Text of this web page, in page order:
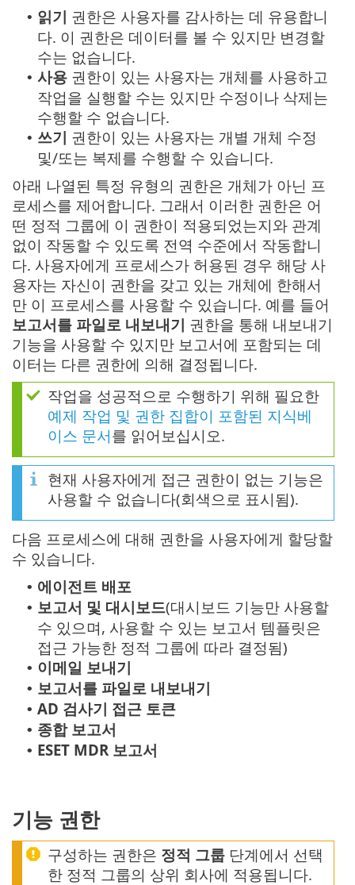
• 읽기 권한은 사용자를 감사하는 데 유용합니
다. 이 권한은 데이터를 볼 수 있지만 변경할
수는 없습니다.
• 사용 권한이 있는 사용자는 개체를 사용하고
작업을 실행할 수는 있지만 수정이나 삭제는
수행할 수 없습니다.
• 쓰기 권한이 있는 사용자는 개별 개체 수정
및/또는 복제를 수행할 수 있습니다.
아래 나열된 특정 유형의 권한은 개체가 아닌 프
로세스를 제어합니다. 그래서 이러한 권한은 어
떤 정적 그룹에 이 권한이 적용되었는지와 관계
없이 작동할 수 있도록 전역 수준에서 작동합니
다. 사용자에게 프로세스가 허용된 경우 해당 사
용자는 자신이 권한을 갖고 있는 개체에 한해서
만 이 프로세스를 사용할 수 있습니다. 예를 들어
보고서를 파일로 내보내기 권한을 통해 내보내기
기능을 사용할 수 있지만 보고서에 포함되는 데
이터는 다른 권한에 의해 결정됩니다.
작업을 성공적으로 수행하기 위해 필요한
예제 작업 및 권한 집합이 포함된 지식베
이스 문서를 읽어보십시오.
현재 사용자에게 접근 권한이 없는 기능은
사용할 수 없습니다(회색으로 표시됨).
다음 프로세스에 대해 권한을 사용자에게 할당할
수 있습니다.
• 에이전트 배포
• 보고서 및 대시보드(대시보드 기능만 사용할
수 있으며, 사용할 수 있는 보고서 템플릿은
접근 가능한 정적 그룹에 따라 결정됨)
• 이메일 보내기
• 보고서를 파일로 내보내기
• AD 검사기 접근 토큰
• 종합 보고서
• ESET MDR 보고서
기능 권한
구성하는 권한은 정적 그룹 단계에서 선택
한 정적 그룹의 상위 회사에 적용됩니다.